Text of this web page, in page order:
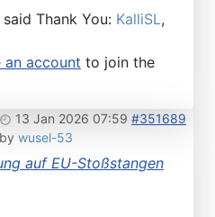
Thank You: KalliSL,
an account to join the
13 Jan 2026 07:59 #351689
by wusel-53
auf EU-Stoßstangen